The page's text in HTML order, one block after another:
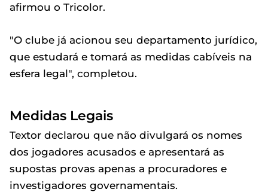
afirmou o Tricolor.
"O clube já acionou seu departamento jurídico,
que estudará e tomará as medidas cabíveis na
esfera legal", completou.
Medidas Legais
Textor declarou que não divulgará os nomes
dos jogadores acusados e apresentará as
supostas provas apenas a procuradores e
investigadores governamentais.